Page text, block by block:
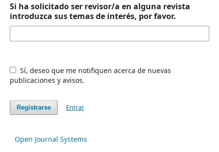
Si ha solicitado ser revisor/a en alguna revista
introduzca sus temas de interés, por favor.
Sí, deseo que me notifiquen acerca de nuevas
publicaciones y avisos.
Registrarse Entrar
Open Journal Systems